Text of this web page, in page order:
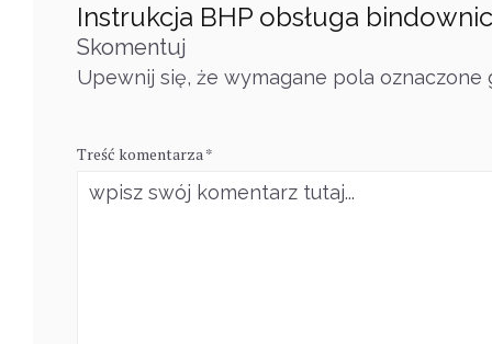
Instrukcja BHP obsługa
Skomentuj
Upewnij się, że wymagane pola oznaczone
Treść komentarza *